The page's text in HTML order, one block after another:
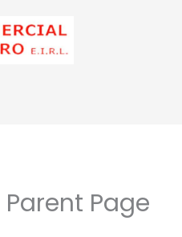
Parent Page